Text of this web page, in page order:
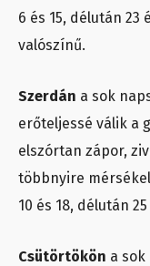
6 és 15, délután
valószínű.
Szerdán a sok
erőteljessé válik a
elszórtan zápor,
többnyire
10 és 18, délután
Csütörtökön a